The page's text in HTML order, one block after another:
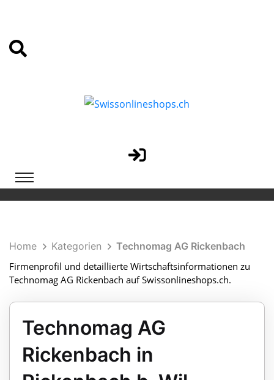
Home Kategorien
Technomag AG Rickenbach
Firmenprofil und detaillierte Wirtschaftsinformationen zu
Technomag AG Rickenbach auf Swissonlineshops.ch.
Technomag AG
Rickenbach in